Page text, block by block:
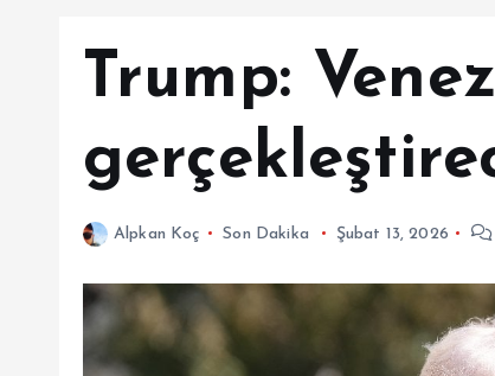
Trump:
Alpkan Koç Son Dakika Şubat 13, 2026